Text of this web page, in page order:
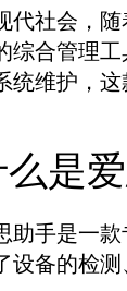
代社会，
综合管理工
统维护，
是
助手是一
设备的检